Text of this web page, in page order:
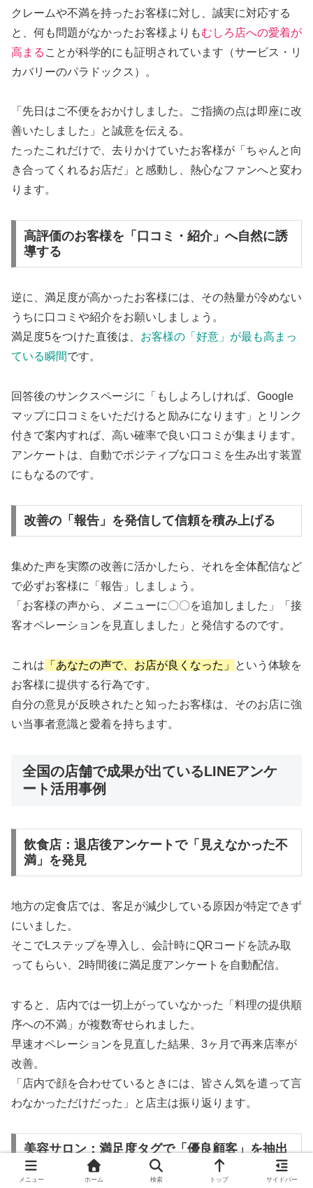
クレームや不満を持ったお客様に対し、誠実に対応する
と、何も問題がなかったお客様よりもむしろ店への愛着が
高まる ことが科学的にも証明されています（サービス・リ
カバリーのパラドックス）。
「先日はご不便をおかけしました。ご指摘の点は即座に改
善いたしました」と誠意を伝える。
たったこれだけで、去りかけていたお客様が「ちゃんと向
き合ってくれるお店だ」と感動し、熱心なファンへと変わ
ります。
高評価のお客様を「口コミ・紹介」へ自然に誘
導する
逆に、満足度が高かったお客様には、その熱量が冷めない
うちに口コミや紹介をお願いしましょう。
満足度5をつけた直後は、 お客様の「好意」が最も高まっ
ている瞬間です。
回答後のサンクスページに「もしよろしければ、Google
マップに口コミをいただけると励みになります」とリンク
付きで案内すれば、高い確率で良い口コミが集まります。
アンケートは、自動でポジティブな口コミを生み出す装置
にもなるのです。
改善の「報告」を発信して信頼を積み上げる
集めた声を実際の改善に活かしたら、それを全体配信など
で必ずお客様に「報告」しましょう。
「お客様の声から、メニューに〇〇を追加しました」「接
客オペレーションを見直しました」と発信するのです。
これは 「あなたの声で、お店が良くなった」
という体験を
お客様に提供する行為です。
自分の意見が反映されたと知ったお客様は、そのお店に強
い当事者意識と愛着を持ちます。
全国の店舗で成果が出ているLINEアンケ
ート活用事例
飲食店：退店後アンケートで「見えなかった不
満」を発見
地方の定食店では、客足が減少している原因が特定できず
にいました。
そこでLステップを導入し、会計時にQRコードを読み取
ってもらい、2時間後に満足度アンケートを自動配信。
すると、店内では一切上がっていなかった「料理の提供順
序への不満」が複数寄せられました。
早速オペレーションを見直した結果、3ヶ月で再来店率が
改善。
「店内で顔を合わせているときには、皆さん気を遣って言
わなかっただけだった」と店主は振り返ります。
美容サロン：満足度タグで「優良顧客」を抽出
し、客単価アップ
メニュー ホーム 検索 トップ サイドバー